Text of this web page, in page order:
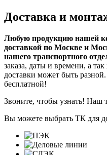
Доставка и
Любую продукцию нашей
доставкой по Москве и
нашего транспортного
заказа, даты и времени, а
доставки может быть
бесплатной!
Звоните, чтобы узнать! Наш
Вы можете выбрать ТК для